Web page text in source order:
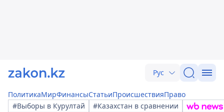
Рус
ПолитикаМирФинансыСтатьиПроисшествияПраво
#Выборы в Курултай
#Казахстан в сравнении